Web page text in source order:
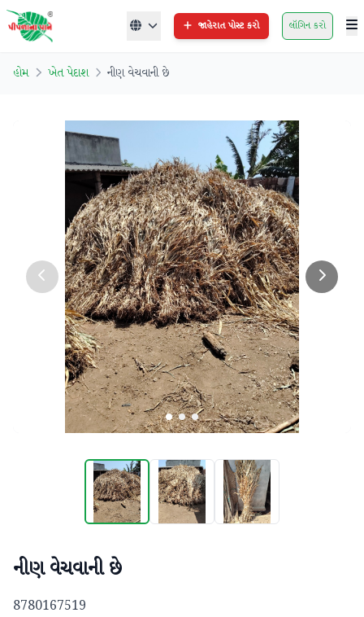
જાહેરાત પોસ્ટ કરો લૉગિન કરો
હોમ ખેત પેદાશ નીણ વેચવાની છે
નીણ વેચવાની છે
8780167519